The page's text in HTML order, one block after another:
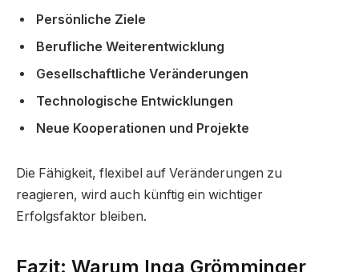
Persönliche Ziele
Berufliche Weiterentwicklung
Gesellschaftliche Veränderungen
Technologische Entwicklungen
Neue Kooperationen und Projekte
Die Fähigkeit, flexibel auf Veränderungen zu
reagieren, wird auch künftig ein wichtiger
Erfolgsfaktor bleiben.
Fazit: Warum Inga Grömminger